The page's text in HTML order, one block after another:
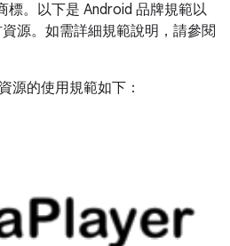
標。以下是 Android 品牌規範以
源。如需詳細規範說明，請參閱
源的使用規範如下：